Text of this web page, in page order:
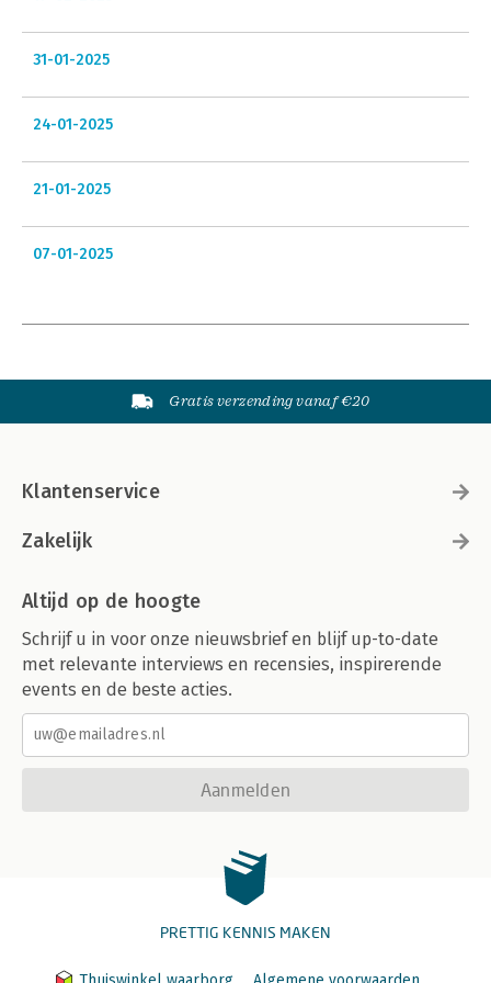
31-01-2025
24-01-2025
21-01-2025
07-01-2025
Gratis verzending vanaf €20
Klantenservice
Zakelijk
Altijd op de hoogte
Schrijf u in voor onze nieuwsbrief en blijf up-to-date
met relevante interviews en recensies, inspirerende
events en de beste acties.
Aanmelden
PRETTIG KENNIS MAKEN